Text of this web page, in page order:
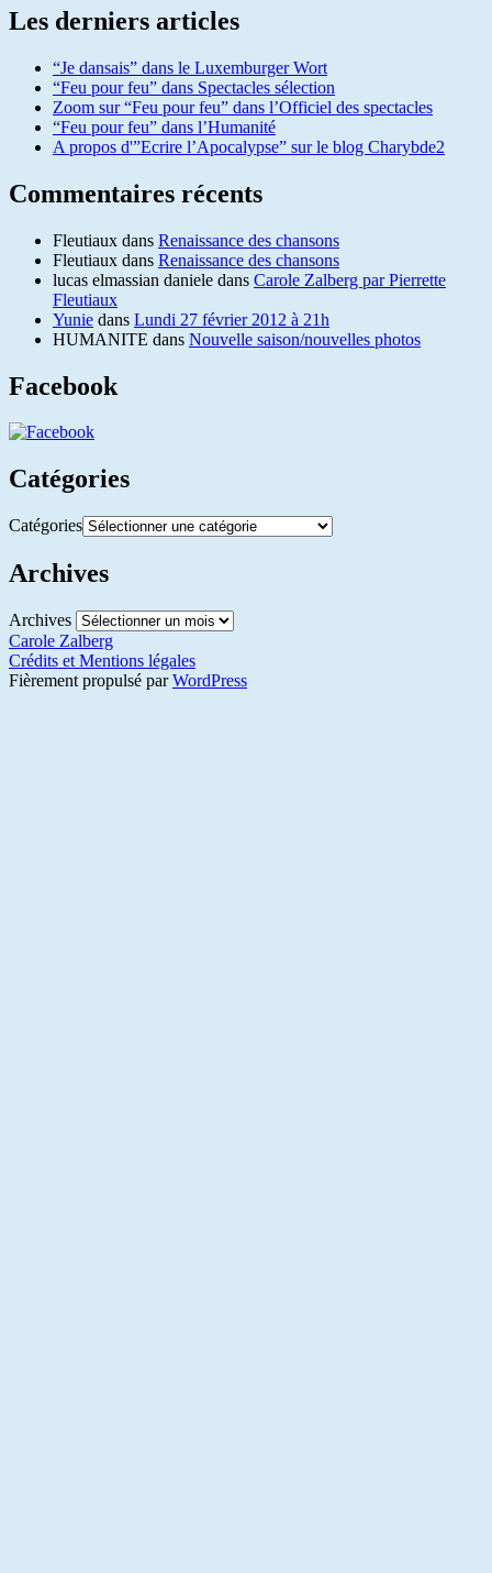
Les derniers articles
“Je dansais” dans le Luxemburger Wort
“Feu pour feu” dans Spectacles sélection
Zoom sur “Feu pour feu” dans l’Officiel des spectacles
“Feu pour feu” dans l’Humanité
A propos d'”Ecrire l’Apocalypse” sur le blog Charybde2
Commentaires récents
Fleutiaux dans Renaissance des chansons
Fleutiaux dans Renaissance des chansons
lucas elmassian daniele dans Carole Zalberg par Pierrette
Fleutiaux
Yunie dans Lundi 27 février 2012 à 21h
HUMANITE dans Nouvelle saison/nouvelles photos
Facebook
Catégories
Catégories
Archives
Archives
Carole Zalberg
Crédits et Mentions légales
Fièrement propulsé parWordPress